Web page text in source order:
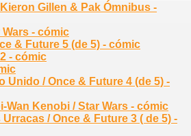
Gillen & Pak Ómnibus -
Wars - cómic
& Future 5 (de 5) - cómic
- cómic
Unido / Once & Future 4 (de 5) -
Wan Kenobi / Star Wars - cómic
/ Once & Future 3 ( de 5) -